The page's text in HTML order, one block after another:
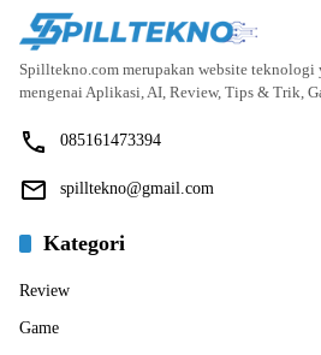
Spilltekno.com merupakan website teknologi
mengenai Aplikasi, AI, Review, Tips & Trik,
085161473394
spilltekno@gmail.com
Kategori
Review
Game